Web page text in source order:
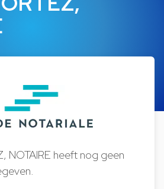
NOTAIRE heeft nog geen